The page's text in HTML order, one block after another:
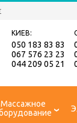
КИЕВ:
050 183 83 83
067 576 23 23
044 209 05 21
Массажное